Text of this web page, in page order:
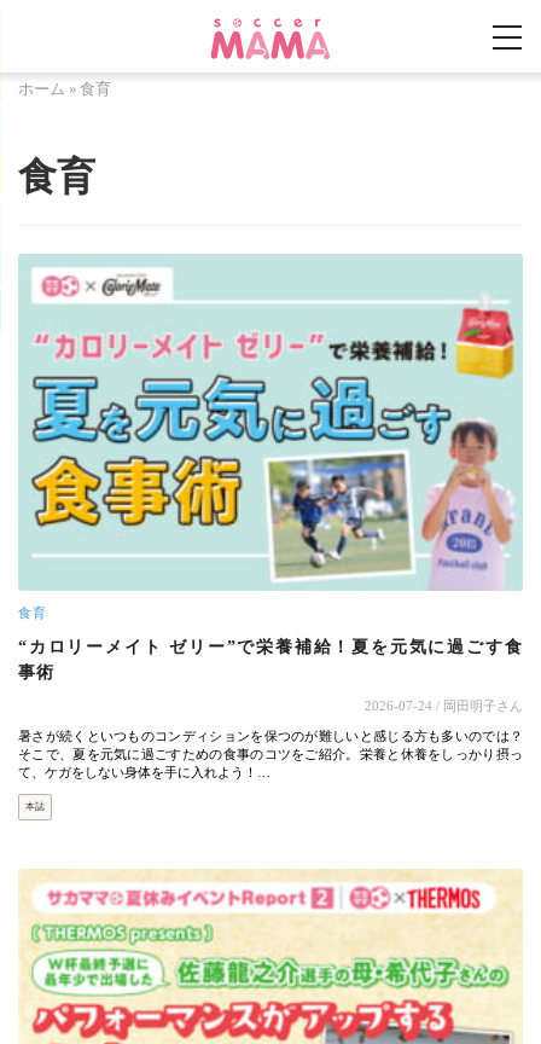
ホーム » 食育
食育
食育
“カロリーメイト ゼリー”で栄養補給！夏を元気に過ごす食
事術
2026-07-24 / 岡田明子さん
暑さが続くといつものコンディションを保つのが難しいと感じる方も多いのでは？
そこで、夏を元気に過ごすための食事のコツをご紹介。栄養と休養をしっかり摂っ
て、ケガをしない身体を手に入れよう！…
本誌